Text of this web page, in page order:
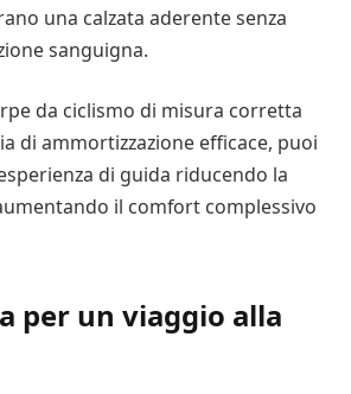
una calzata aderente senza
sanguigna.
da ciclismo di misura corretta
di ammortizzazione efficace, puoi
di guida riducendo la
il comfort complessivo
per un viaggio alla